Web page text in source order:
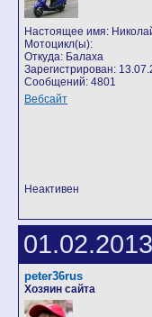
Настоящее имя:
Мотоцикл(ы):
Откуда: Балаха
Зарегистрирован:
Сообщений: 4801
Вебсайт
Неактивен
peter36rus
Хозяин сайта